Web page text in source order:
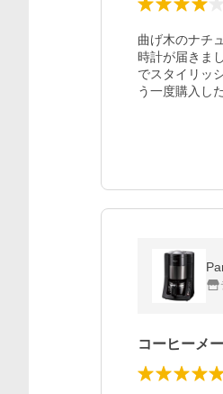
曲げ木のナチ
時計が届きま
でスタイリッ
う一度購入し
コーヒーメ